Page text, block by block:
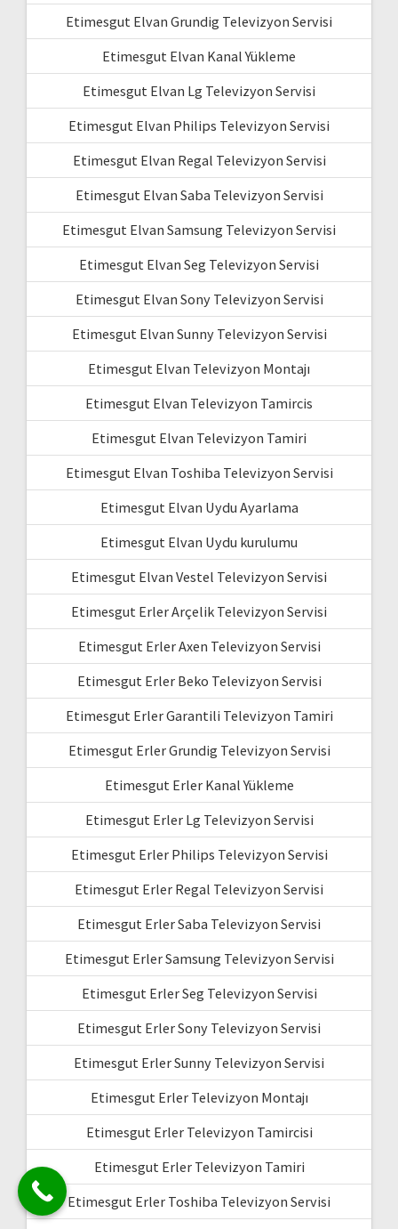
Etimesgut Elvan Grundig Televizyon Servisi
Etimesgut Elvan Kanal Yükleme
Etimesgut Elvan Lg Televizyon Servisi
Etimesgut Elvan Philips Televizyon Servisi
Etimesgut Elvan Regal Televizyon Servisi
Etimesgut Elvan Saba Televizyon Servisi
Etimesgut Elvan Samsung Televizyon Servisi
Etimesgut Elvan Seg Televizyon Servisi
Etimesgut Elvan Sony Televizyon Servisi
Etimesgut Elvan Sunny Televizyon Servisi
Etimesgut Elvan Televizyon Montajı
Etimesgut Elvan Televizyon Tamircis
Etimesgut Elvan Televizyon Tamiri
Etimesgut Elvan Toshiba Televizyon Servisi
Etimesgut Elvan Uydu Ayarlama
Etimesgut Elvan Uydu kurulumu
Etimesgut Elvan Vestel Televizyon Servisi
Etimesgut Erler Arçelik Televizyon Servisi
Etimesgut Erler Axen Televizyon Servisi
Etimesgut Erler Beko Televizyon Servisi
Etimesgut Erler Garantili Televizyon Tamiri
Etimesgut Erler Grundig Televizyon Servisi
Etimesgut Erler Kanal Yükleme
Etimesgut Erler Lg Televizyon Servisi
Etimesgut Erler Philips Televizyon Servisi
Etimesgut Erler Regal Televizyon Servisi
Etimesgut Erler Saba Televizyon Servisi
Etimesgut Erler Samsung Televizyon Servisi
Etimesgut Erler Seg Televizyon Servisi
Etimesgut Erler Sony Televizyon Servisi
Etimesgut Erler Sunny Televizyon Servisi
Etimesgut Erler Televizyon Montajı
Etimesgut Erler Televizyon Tamircisi
Etimesgut Erler Televizyon Tamiri
Etimesgut Erler Toshiba Televizyon Servisi